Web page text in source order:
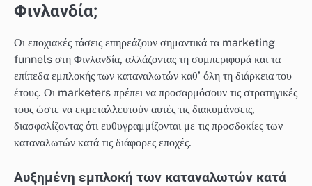
Φινλανδία;
Οι εποχιακές τάσεις επηρεάζουν σημαντικά τα marketing
funnels στη Φινλανδία, αλλάζοντας τη συμπεριφορά και τα
επίπεδα εμπλοκής των καταναλωτών καθ’ όλη τη διάρκεια του
έτους. Οι marketers πρέπει να προσαρμόσουν τις στρατηγικές
τους ώστε να εκμεταλλευτούν αυτές τις διακυμάνσεις,
διασφαλίζοντας ότι ευθυγραμμίζονται με τις προσδοκίες των
καταναλωτών κατά τις διάφορες εποχές.
Αυξημένη εμπλοκή των καταναλωτών κατά